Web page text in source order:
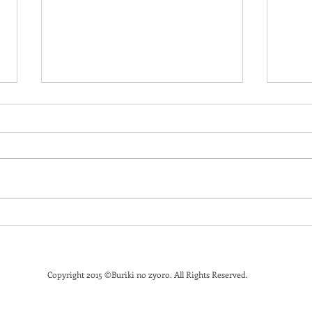
Copyright 2015 ©Buriki no zyoro. All Rights Reserved.